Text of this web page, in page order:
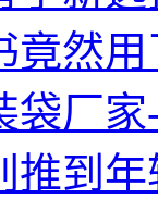
竟然
袋厂
推到